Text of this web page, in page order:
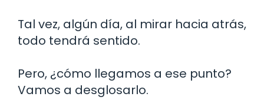
Tal vez, algún día, al mirar hacia atrás,
todo tendrá sentido.
Pero, ¿cómo llegamos a ese punto?
Vamos a desglosarlo.